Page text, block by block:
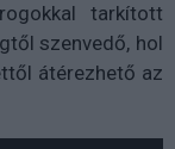
tarkított
szenvedő, hol
átérezhető az